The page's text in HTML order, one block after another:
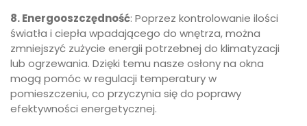
8. Energooszczędność: Poprzez kontrolowanie ilości
światła i ciepła wpadającego do wnętrza, można
zmniejszyć zużycie energii potrzebnej do klimatyzacji
lub ogrzewania. Dzięki temu nasze osłony na okna
mogą pomóc w regulacji temperatury w
pomieszczeniu, co przyczynia się do poprawy
efektywności energetycznej.